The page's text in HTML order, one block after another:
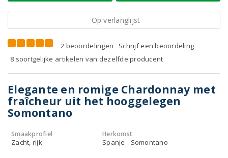
Op verlanglijst
2 beoordelingen
Schrijf een beoordeling
8 soortgelijke artikelen van dezelfde producent
Elegante en romige Chardonnay met
fraîcheur uit het hooggelegen
Somontano
Smaakprofiel
Zacht, rijk
Herkomst
Spanje - Somontano